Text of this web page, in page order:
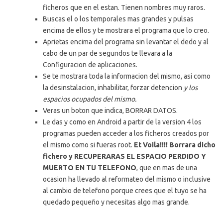
ficheros que en el estan. Tienen nombres muy raros.
Buscas el o los temporales mas grandes y pulsas
encima de ellos y te mostrara el programa que lo creo.
Aprietas encima del programa sin levantar el dedo y al
cabo de un par de segundos te llevara a la
Configuracion de aplicaciones.
Se te mostrara toda la informacion del mismo, asi como
la desinstalacion, inhabilitar, forzar detencion y los
espacios ocupados del mismo.
Veras un boton que indica, BORRAR DATOS.
Le das y como en Android a partir de la version 4 los
programas pueden acceder a los ficheros creados por
el mismo como si fueras root. Et Voila!!!! Borrara dicho
fichero y RECUPERARAS EL ESPACIO PERDIDO Y
MUERTO EN TU TELEFONO, que en mas de una
ocasion ha llevado al reformateo del mismo o inclusive
al cambio de telefono porque crees que el tuyo se ha
quedado pequeño y necesitas algo mas grande.